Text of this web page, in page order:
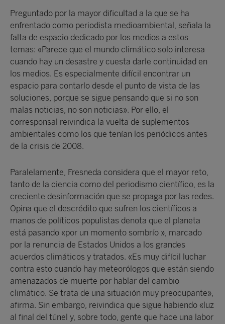
Preguntado por la mayor dificultad a la que se ha
enfrentado como periodista medioambiental, señala la
falta de espacio dedicado por los medios a estos
temas: «Parece que el mundo climático solo interesa
cuando hay un desastre y cuesta darle continuidad en
los medios. Es especialmente difícil encontrar un
espacio para contarlo desde el punto de vista de las
soluciones, porque se sigue pensando que si no son
malas noticias, no son noticias». Por ello, el
corresponsal reivindica la vuelta de suplementos
ambientales como los que tenían los periódicos antes
de la crisis de 2008.
Paralelamente, Fresneda considera que el mayor reto,
tanto de la ciencia como del periodismo científico, es la
creciente desinformación que se propaga por las redes.
Opina que el descrédito que sufren los científicos a
manos de políticos populistas denota que el planeta
está pasando «por un momento sombrío », marcado
por la renuncia de Estados Unidos a los grandes
acuerdos climáticos y tratados. «Es muy difícil luchar
contra esto cuando hay meteorólogos que están siendo
amenazados de muerte por hablar del cambio
climático. Se trata de una situación muy preocupante»,
afirma. Sin embargo, reivindica que sigue habiendo «luz
al final del túnel y, sobre todo, gente que hace una labor